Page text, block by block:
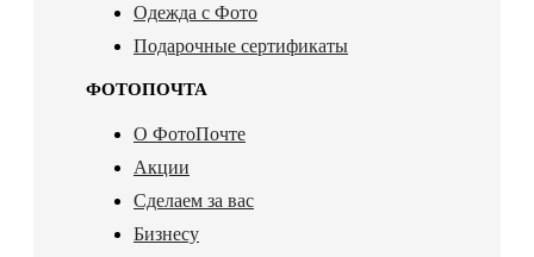
Одежда с Фото
Подарочные сертификаты
ФОТОПОЧТА
О ФотоПочте
Акции
Сделаем за вас
Бизнесу